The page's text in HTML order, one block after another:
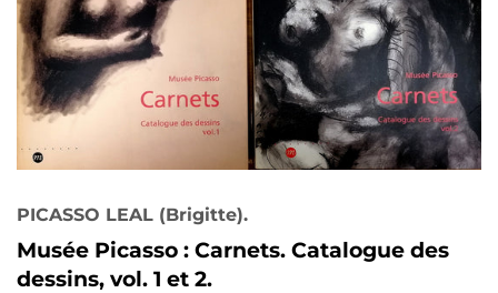
PICASSO LEAL (Brigitte).
Musée Picasso : Carnets. Catalogue des
dessins, vol. 1 et 2.